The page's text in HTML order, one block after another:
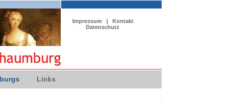
Impressum |
Kontakt
Datenschutz
Links